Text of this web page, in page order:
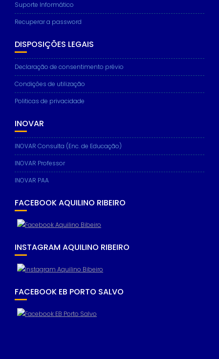
Suporte Informático
Recuperar a password
DISPOSIÇÕES LEGAIS
Declaração de consentimento prévio
Condições de utilização
Politicas de privacidade
INOVAR
INOVAR Consulta (Enc. de Educação)
INOVAR Professor
INOVAR PAA
FACEBOOK AQUILINO RIBEIRO
INSTAGRAM AQUILINO RIBEIRO
FACEBOOK EB PORTO SALVO
optional.
They are
needed for
Statistics
In order for
improve the
and
structure,
based on
website is
Experience
In order for
our website
to perform
possible
during your
visit. If you
refuse these
some
functionality
will
disappear